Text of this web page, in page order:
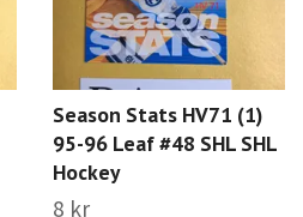
Season Stats HV71 (1)
95-96 Leaf #48 SHL SHL
Hockey
8 kr